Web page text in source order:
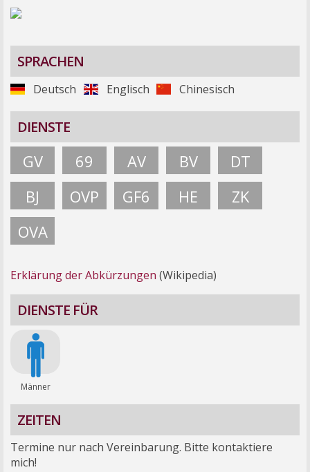
SPRACHEN
Deutsch Englisch Chinesisch
DIENSTE
GV 69 AV BV
DT
BJ
OVP GF6 HE
ZK
OVA
Erklärung der Abkürzungen (Wikipedia)
DIENSTE FÜR
Männer
ZEITEN
Termine nur nach Vereinbarung. Bitte kontaktiere
mich!